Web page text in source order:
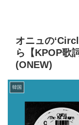
オニュの
ら【KPOP歌
(ONEW)
韓国